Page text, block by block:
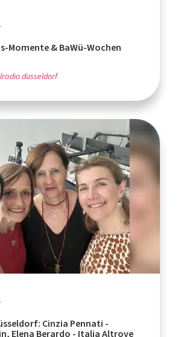
Momente & BaWü-Wochen
düsseldorf
Cinzia Pennati -
Elena Berardo - Italia Altrove